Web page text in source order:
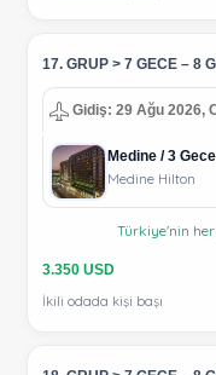
17. GRUP > 7 GECE – 8
Gidiş: 29 Ağu 2026,
Medine / 3 Gece
Medine Hilton
Türkiye'nin
3.350 USD
İkili odada kişi başı